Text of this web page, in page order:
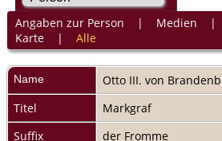
Angaben zur Person | Medien |
Karte| Alle
Name Otto III. von
Titel
Markgraf
Suffix
der Fromme